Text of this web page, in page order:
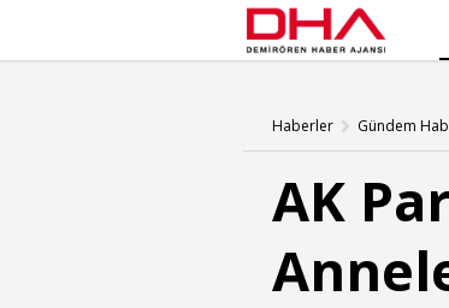
Haberler Gündem
AK